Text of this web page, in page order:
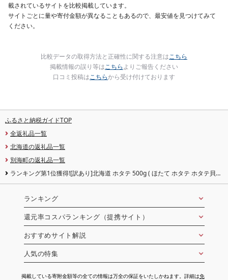
載されているサイトを比較掲載しています。
サイトごとに量や寄付金額が異なることもあるので、最安値を見つけてみて
ください。
比較データの取得方法と正確性に関する注意はこちら
掲載情報の誤り等はこちらよりご報告ください
口コミ投稿はこちらから受け付けております
ふるさと納税ガイドTOP
全返礼品一覧
北海道の返礼品一覧
別海町の返礼品一覧
ランキング第1位獲得![訳あり]北海道 ホタテ 500g ( ほたて ホタテ ホタテ貝柱
ランキング
還元率コスパランキング（提携サイト）
おすすめサイト解説
人気の特集
掲載している寄附金額等の全ての情報は万全の保証をいたしかねます。詳細は免